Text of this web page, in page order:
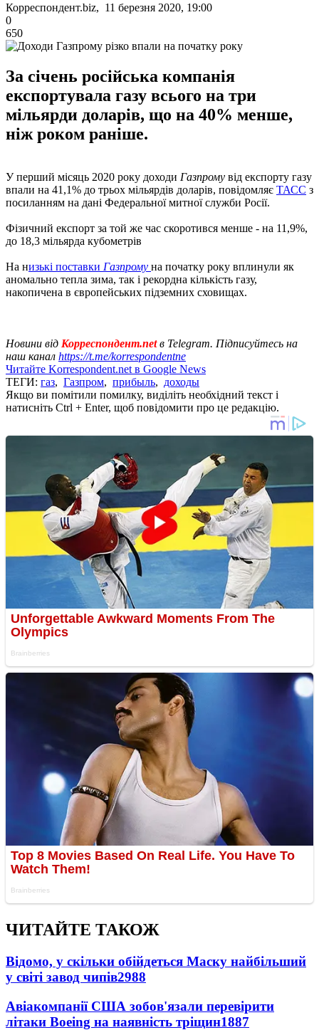
Корреспондент.biz, 11 березня 2020, 19:00
0
650
За січень російська компанія
експортувала газу всього на три
мільярди доларів, що на 40% менше,
ніж роком раніше.
У перший місяць 2020 року доходи Газпрому від експорту газу
впали на 41,1% до трьох мільярдів доларів, повідомляє ТАСС з
посиланням на дані Федеральної митної служби Росії.
Фізичний експорт за той же час скоротився менше - на 11,9%,
до 18,3 мільярда кубометрів
На низькі поставки Газпрому на початку року вплинули як
аномально тепла зима, так і рекордна кількість газу,
накопичена в європейських підземних сховищах.
Новини від Корреспондент.netв Telegram. Підписуйтесь на
наш канал https://t.me/korrespondentne
Читайте Korrespondent.net в Google News
ТЕГИ: газ, Газпром, прибыль, доходы
Якщо ви помітили помилку, виділіть необхідний текст і
натисніть Ctrl + Enter, щоб повідомити про це редакцію.
ЧИТАЙТЕ ТАКОЖ
Відомо, у скільки обійдеться Маску найбільший
у світі завод чипів2988
Авіакомпанії США зобов'язали перевірити
літаки Boeing на наявність тріщин1887